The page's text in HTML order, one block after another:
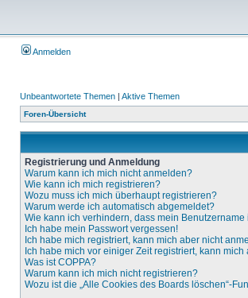
Anmelden
Unbeantwortete Themen | Aktive Themen
Foren-Übersicht
Registrierung und Anmeldung
Warum kann ich mich nicht anmelden?
Wie kann ich mich registrieren?
Wozu muss ich mich überhaupt registrieren?
Warum werde ich automatisch abgemeldet?
Wie kann ich verhindern, dass mein
Ich habe mein Passwort vergessen!
Ich habe mich registriert, kann mich aber nicht
Ich habe mich vor einiger Zeit registriert, kann
Was ist COPPA?
Warum kann ich mich nicht registrieren?
Wozu ist die „Alle Cookies des Boards löschen“-